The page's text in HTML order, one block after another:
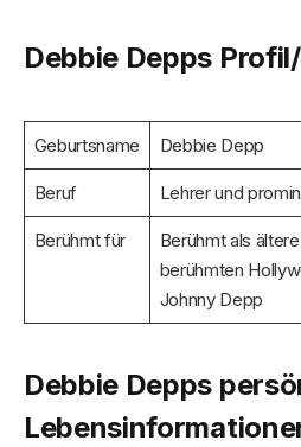
Debbie Depps
Geburtsname Debbie Depp
Beruf Lehrer und
Berühmt für
Berühmt als
berühmten
Johnny Depp
Debbie Depps